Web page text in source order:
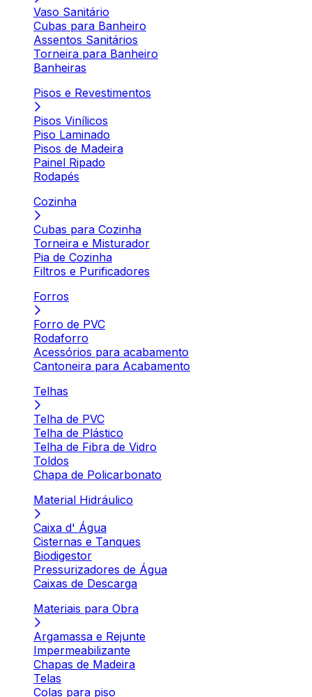
Vaso Sanitário
Cubas para Banheiro
Assentos Sanitários
Torneira para Banheiro
Banheiras
Pisos e Revestimentos
Pisos Vinílicos
Piso Laminado
Pisos de Madeira
Painel Ripado
Rodapés
Cozinha
Cubas para Cozinha
Torneira e Misturador
Pia de Cozinha
Filtros e Purificadores
Forros
Forro de PVC
Rodaforro
Acessórios para acabamento
Cantoneira para Acabamento
Telhas
Telha de PVC
Telha de Plástico
Telha de Fibra de Vidro
Toldos
Chapa de Policarbonato
Material Hidráulico
Caixa d' Água
Cisternas e Tanques
Biodigestor
Pressurizadores de Água
Caixas de Descarga
Materiais para Obra
Argamassa e Rejunte
Impermeabilizante
Chapas de Madeira
Telas
Colas para piso